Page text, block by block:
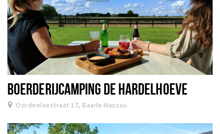
BOERDERIJCAMPING DE HARDELHOEVE
Oordeelsestraat 17, Baarle-Nassau